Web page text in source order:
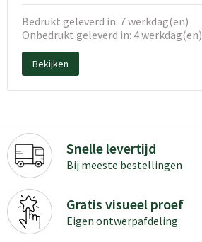
Bedrukt geleverd in: 7 werkdag(en)
Onbedrukt geleverd in: 4 werkdag(en)
Bekijken
Snelle levertijd
Bij meeste bestellingen
Gratis visueel proef
Eigen ontwerpafdeling